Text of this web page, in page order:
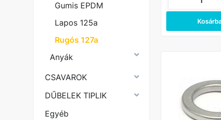
Gumis EPDM
Lapos 125a
Rugós 127a
Anyák
CSAVAROK
DŰBELEK TIPLIK
Egyéb